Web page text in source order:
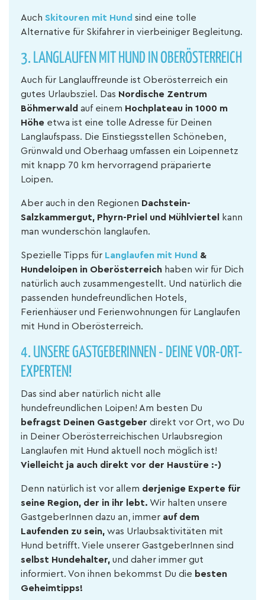
Auch Skitouren mit Hund sind eine tolle
Alternative für Skifahrer in vierbeiniger Begleitung.
3. LANGLAUFEN MIT HUND IN OBERÖSTERREICH
Auch für Langlauffreunde ist Oberösterreich ein
gutes Urlaubsziel. Das Nordische Zentrum
Böhmerwald auf einem Hochplateau in 1000 m
Höhe etwa ist eine tolle Adresse für Deinen
Langlaufspass. Die Einstiegsstellen Schöneben,
Grünwald und Oberhaag umfassen ein Loipennetz
mit knapp 70 km hervorragend präparierte
Loipen.
Aber auch in den Regionen Dachstein-
Salzkammergut, Phyrn-Priel und Mühlviertel
kann
man wunderschön langlaufen.
Spezielle Tipps für Langlaufen mit Hund &
Hundeloipen in Oberösterreich haben wir für Dich
natürlich auch zusammengestellt. Und natürlich die
passenden hundefreundlichen Hotels,
Ferienhäuser und Ferienwohnungen für Langlaufen
mit Hund in Oberösterreich.
4. UNSERE GASTGEBERINNEN - DEINE VOR-ORT-
EXPERTEN!
Das sind aber natürlich nicht alle
hundefreundlichen Loipen! Am besten Du
befragst Deinen Gastgeber direkt vor Ort, wo Du
in Deiner Oberösterreichischen Urlaubsregion
Langlaufen mit Hund aktuell noch möglich ist!
Vielleicht ja auch direkt vor der Haustüre :-)
Denn natürlich ist vor allem derjenige Experte für
seine Region, der in ihr lebt. Wir halten unsere
GastgeberInnen dazu an, immer auf dem
Laufenden zu sein, was Urlaubsaktivitäten mit
Hund betrifft. Viele unserer GastgeberInnen sind
selbst Hundehalter, und daher immer gut
informiert. Von ihnen bekommst Du die besten
Geheimtipps!